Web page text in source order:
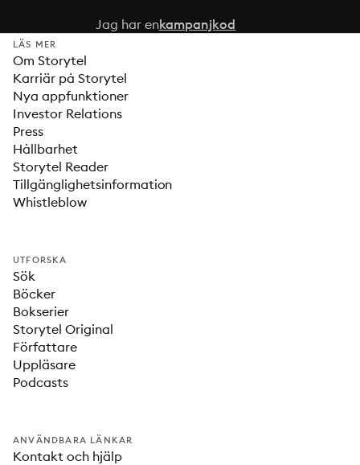
Jag har enkampanjkod
LÄS MER
Om Storytel
Karriär på Storytel
Nya appfunktioner
Investor Relations
Press
Hållbarhet
Storytel Reader
Tillgänglighetsinformation
Whistleblow
UTFORSKA
Sök
Böcker
Bokserier
Storytel Original
Författare
Uppläsare
Podcasts
ANVÄNDBARA LÄNKAR
Kontakt och hjälp